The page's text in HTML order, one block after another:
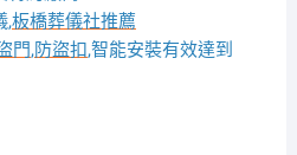
,板橋葬儀社推薦
門,防盜扣,智能安裝有效達到